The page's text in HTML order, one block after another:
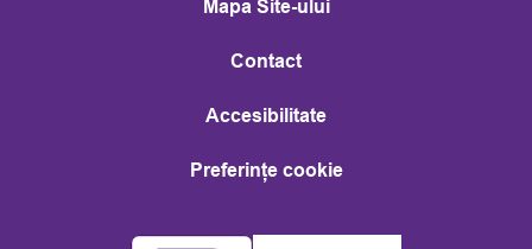
Mapa Site-ului
Contact
Accesibilitate
Preferințe cookie